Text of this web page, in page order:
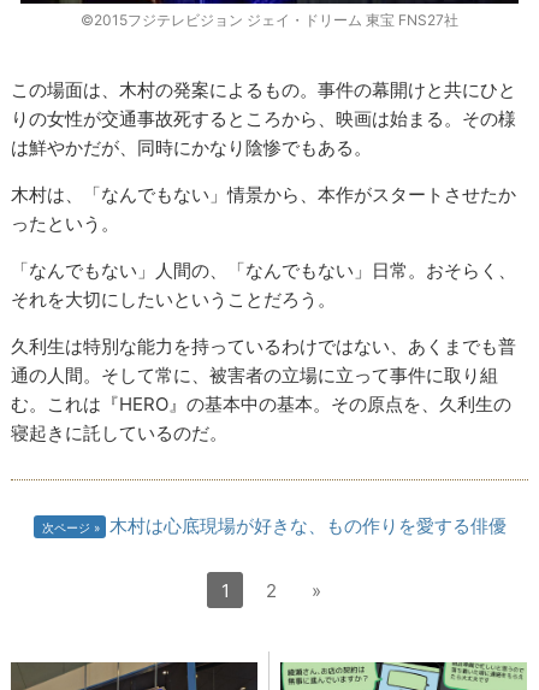
©2015フジテレビジョン ジェイ・ドリーム 東宝 FNS27社
この場面は、木村の発案によるもの。事件の幕開けと共にひと
りの女性が交通事故死するところから、映画は始まる。その様
は鮮やかだが、同時にかなり陰惨でもある。
木村は、「なんでもない」情景から、本作がスタートさせたか
ったという。
「なんでもない」人間の、「なんでもない」日常。おそらく、
それを大切にしたいということだろう。
久利生は特別な能力を持っているわけではない、あくまでも普
通の人間。そして常に、被害者の立場に立って事件に取り組
む。これは『HERO』の基本中の基本。その原点を、久利生の
寝起きに託しているのだ。
次ページ 木村は心底現場が好きな、もの作りを愛する俳優
1 2 »